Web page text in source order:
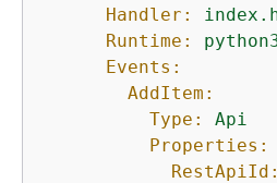
Handler:
Runtime:
Events:
AddItem:
Type:
Api
Properties:
RestApiId: